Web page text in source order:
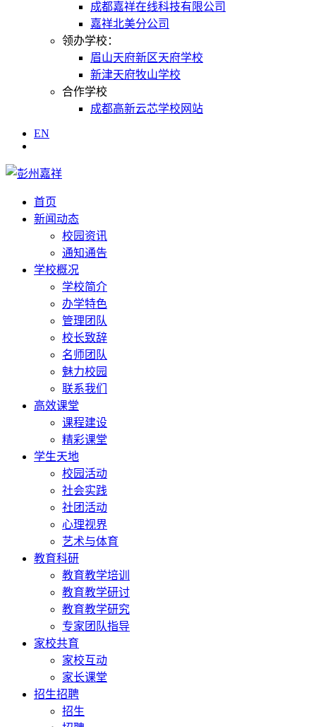
成都嘉祥在线科技有限公司
嘉祥北美分公司
领办学校：
眉山天府新区天府学校
新津天府牧山学校
合作学校
成都高新云芯学校网站
EN
首页
新闻动态
校园资讯
通知通告
学校概况
学校简介
办学特色
管理团队
校长致辞
名师团队
魅力校园
联系我们
高效课堂
课程建设
精彩课堂
学生天地
校园活动
社会实践
社团活动
心理视界
艺术与体育
教育科研
教育教学培训
教育教学研讨
教育教学研究
专家团队指导
家校共育
家校互动
家长课堂
招生招聘
招生